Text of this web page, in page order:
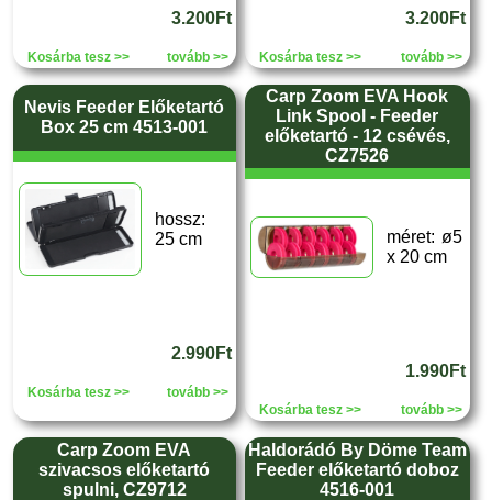
3.200Ft
Kosárba tesz >> tovább >>
3.200Ft
Kosárba tesz >> tovább >>
Nevis Feeder Előketartó
Box 25 cm 4513-001
hossz:
25 cm
2.990Ft
Kosárba tesz >> tovább >>
Carp Zoom EVA Hook
Link Spool - Feeder
előketartó - 12 csévés,
CZ7526
méret: ø5
x 20 cm
1.990Ft
Kosárba tesz >> tovább >>
Carp Zoom EVA
szivacsos előketartó
spulni, CZ9712
Haldorádó By Döme Team
Feeder előketartó doboz
4516-001